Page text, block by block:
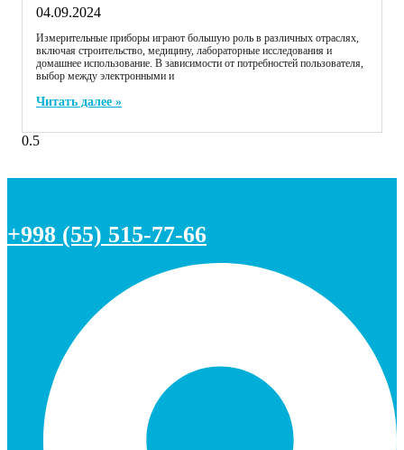
04.09.2024
Измерительные приборы играют большую роль в различных отраслях,
включая строительство, медицину, лабораторные исследования и
домашнее использование. В зависимости от потребностей пользователя,
выбор между электронными и
Читать далее »
+998 (55) 515-77-66